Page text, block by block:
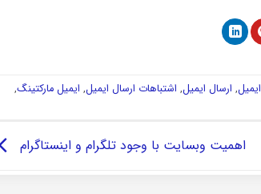
, ارسال ایمیل, اشتباهات ارسال ایمیل, ایمیل مارکتینگ,
اهمیت وبسایت با وجود تلگرام و اینستاگرام